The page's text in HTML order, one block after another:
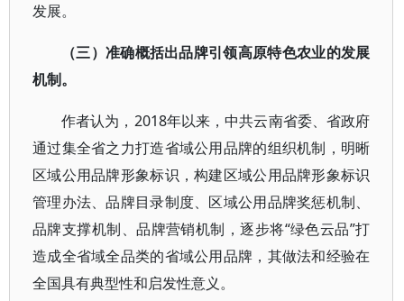
发展。
（三）准确概括出品牌引领高原特色农业的发展
机制。
作者认为，2018年以来，中共云南省委、省政府
通过集全省之力打造省域公用品牌的组织机制，明晰
区域公用品牌形象标识，构建区域公用品牌形象标识
管理办法、品牌目录制度、区域公用品牌奖惩机制、
品牌支撑机制、品牌营销机制，逐步将“绿色云品”打
造成全省域全品类的省域公用品牌，其做法和经验在
全国具有典型性和启发性意义。